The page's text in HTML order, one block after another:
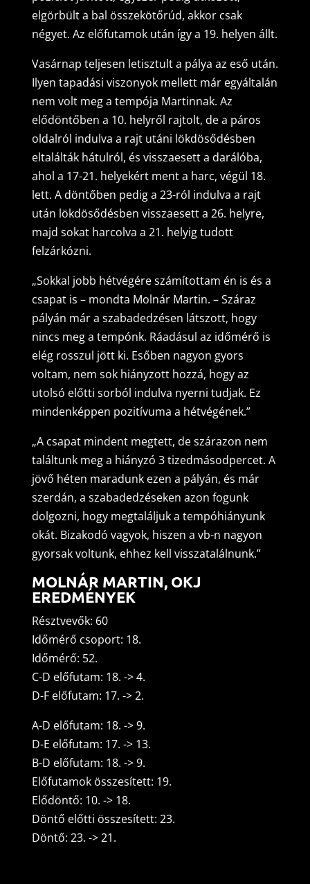
elgörbült a bal összekötőrúd, akkor csak
négyet. Az előfutamok után így a 19. helyen állt.
Vasárnap teljesen letisztult a pálya az eső után.
Ilyen tapadási viszonyok mellett már egyáltalán
nem volt meg a tempója Martinnak. Az
elődöntőben a 10. helyről rajtolt, de a páros
oldalról indulva a rajt utáni lökdösődésben
eltalálták hátulról, és visszaesett a darálóba,
ahol a 17-21. helyekért ment a harc, végül 18.
lett. A döntőben pedig a 23-ról indulva a rajt
után lökdösődésben visszaesett a 26. helyre,
majd sokat harcolva a 21. helyig tudott
felzárkózni.
„Sokkal jobb hétvégére számítottam én is és a
csapat is – mondta Molnár Martin. – Száraz
pályán már a szabadedzésen látszott, hogy
nincs meg a tempónk. Ráadásul az időmérő is
elég rosszul jött ki. Esőben nagyon gyors
voltam, nem sok hiányzott hozzá, hogy az
utolsó előtti sorból indulva nyerni tudjak. Ez
mindenképpen pozitívuma a hétvégének.”
„A csapat mindent megtett, de szárazon nem
találtunk meg a hiányzó 3 tizedmásodpercet. A
jövő héten maradunk ezen a pályán, és már
szerdán, a szabadedzéseken azon fogunk
dolgozni, hogy megtaláljuk a tempóhiányunk
okát. Bizakodó vagyok, hiszen a vb-n nagyon
gyorsak voltunk, ehhez kell visszatalálnunk.”
MOLNÁR MARTIN, OKJ
EREDMÉNYEK
Résztvevők: 60
Időmérő csoport: 18.
Időmérő: 52.
C-D előfutam: 18. -> 4.
D-F előfutam: 17. -> 2.
A-D előfutam: 18. -> 9.
D-E előfutam: 17. -> 13.
B-D előfutam: 18. -> 9.
Előfutamok összesített: 19.
Elődöntő: 10. -> 18.
Döntő előtti összesített: 23.
Döntő: 23. -> 21.